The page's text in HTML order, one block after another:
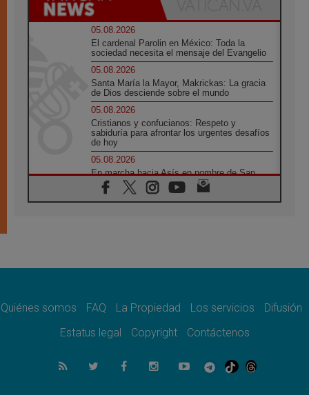
05.08.2026
El cardenal Parolin en México: Toda la
sociedad necesita el mensaje del Evangelio
05.08.2026
Santa María la Mayor, Makrickas: La gracia
de Dios desciende sobre el mundo
05.08.2026
Cristianos y confucianos: Respeto y
sabiduría para afrontar los urgentes desafíos
de hoy
05.08.2026
En marcha hacia Asís en nombre de San
Francisco, a la espera de León
05.08.2026
quienes bendicen la guerra
Ucrania: Ataque masivo en Kyiv durante la
05.08.2026
Colombo: "La visita del Papa a Argentina
Quiénes somos FAQ La Propiedad Los servicios
Difusión
Estatus legal
Copyright Contáctenos